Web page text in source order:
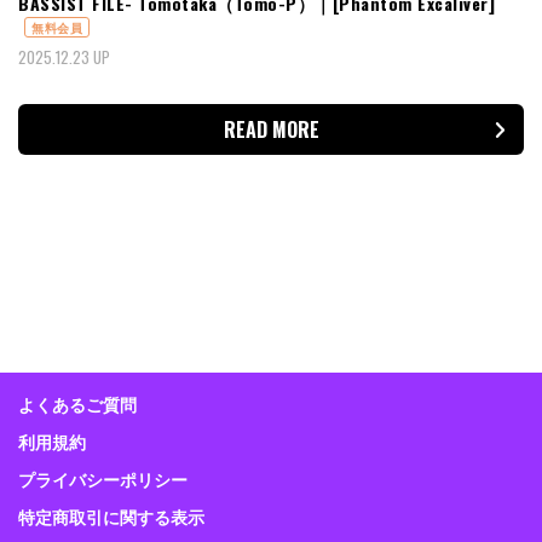
無料会員
2025.12.23 UP
READ MORE
よくあるご質問
利用規約
プライバシーポリシー
特定商取引に関する表示